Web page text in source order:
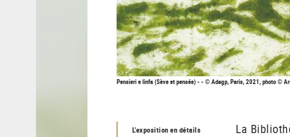
Pensieri e linfa (Sève et pensée) - - © Adagp, Paris, 2021, photo ©
L’exposition en détails
La